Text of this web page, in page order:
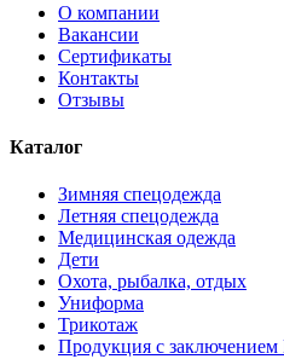
О компании
Вакансии
Сертификаты
Контакты
Отзывы
Каталог
Зимняя спецодежда
Летняя спецодежда
Медицинская одежда
Дети
Охота, рыбалка, отдых
Униформа
Трикотаж
Продукция с